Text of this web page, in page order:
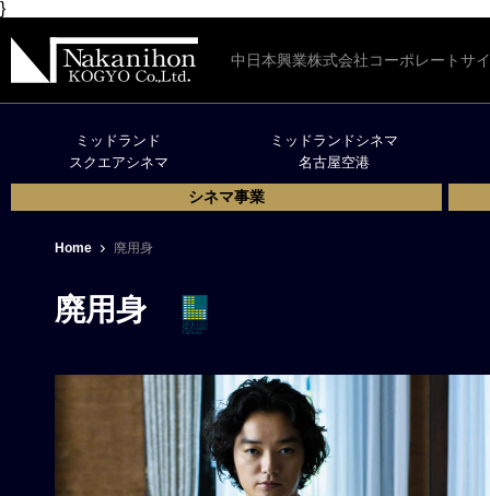
}
中日本興業株式会社コーポレートサ
ミッドランド
スクエアシネマ
ミッドランドシネマ
名古屋空港
シネマ事業
Home 廃用身
廃用身